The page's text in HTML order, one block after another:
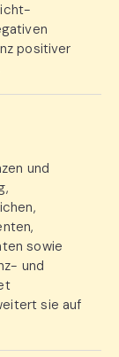
positiver
und
sowie
und
sie auf